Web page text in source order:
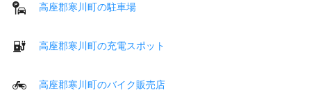
高座郡寒川町の駐車場
高座郡寒川町の充電スポット
高座郡寒川町のバイク販売店